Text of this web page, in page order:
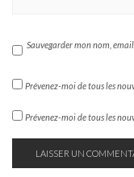
Sauvegarder mon nom,
Prévenez-moi de tous les
Prévenez-moi de tous les